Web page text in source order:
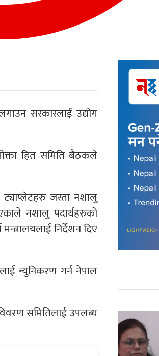
सरकारलाई उद्योग
हित समिति बैठकले
जस्ता नशालु
नशालु पदार्थहरुको
निर्देशन दिए
न्युनिकरण गर्न नेपाल
समितिलाई उपलब्ध